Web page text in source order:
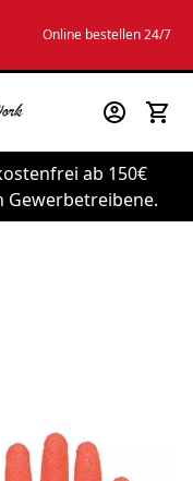
Online bestellen 24/7
ab 150€
Gewerbetreibene.